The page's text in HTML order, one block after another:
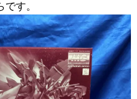
す。